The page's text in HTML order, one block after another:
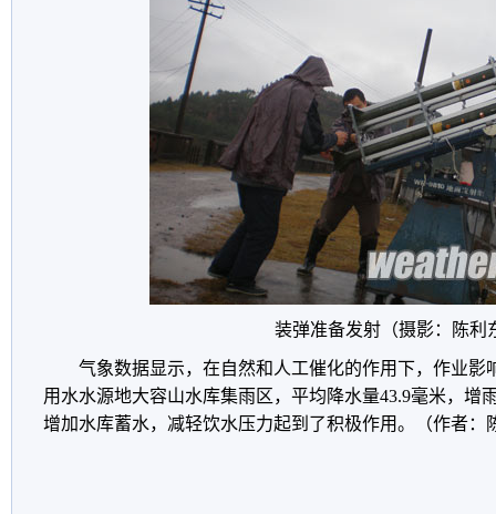
装弹准备发射（摄影：陈利
气象数据显示，在自然和人工催化的作用下，作业影
用水水源地大容山水库集雨区，平均降水量43.9毫米，增
增加水库蓄水，减轻饮水压力起到了积极作用。（作者：